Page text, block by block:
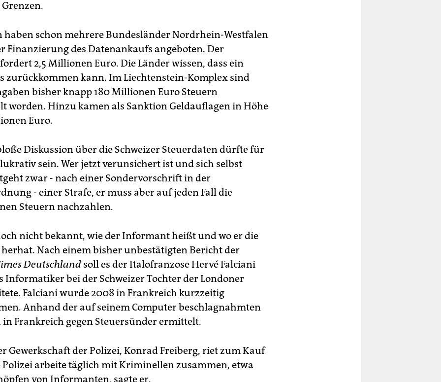
haben schon mehrere Bundesländer Nordrhein-Westfalen
Finanzierung des Datenankaufs angeboten. Der
2,5 Millionen Euro. Die Länder wissen, dass ein
zurückkommen kann. Im Liechtenstein-Komplex sind
bisher knapp 180 Millionen Euro Steuern
worden. Hinzu kamen als Sanktion Geldauflagen in Höhe
Euro.
Diskussion über die Schweizer Steuerdaten dürfte für
sein. Wer jetzt verunsichert ist und sich selbst
zwar - nach einer Sondervorschrift in der
- einer Strafe, er muss aber auf jeden Fall die
Steuern nachzahlen.
nicht bekannt, wie der Informant heißt und wo er die
Nach einem bisher unbestätigten Bericht der
Deutschland soll es der Italofranzose Hervé Falciani
Informatiker bei der Schweizer Tochter der Londoner
Falciani wurde 2008 in Frankreich kurzzeitig
Anhand der auf seinem Computer beschlagnahmten
Frankreich gegen Steuersünder ermittelt.
Gewerkschaft der Polizei, Konrad Freiberg, riet zum Kauf
Polizei arbeite täglich mit Kriminellen zusammen, etwa
von Informanten, sagte er.